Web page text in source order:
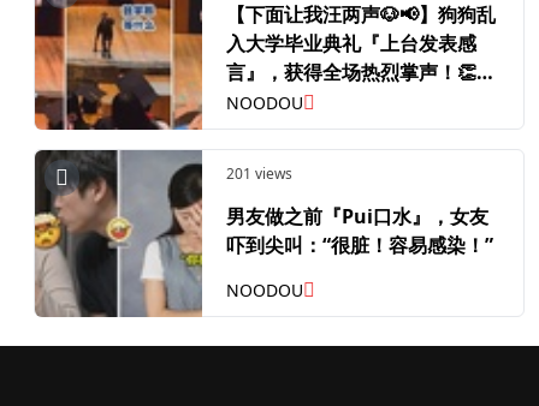
【下面让我汪两声🐶📢】狗狗乱
入大学毕业典礼『上台发表感
言』，获得全场热烈掌声！👏
（内附影片）
NOODOU
201 views
男友做之前『Pui口水』，女友
吓到尖叫：“很脏！容易感染！”
NOODOU